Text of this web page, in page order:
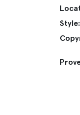
Style: